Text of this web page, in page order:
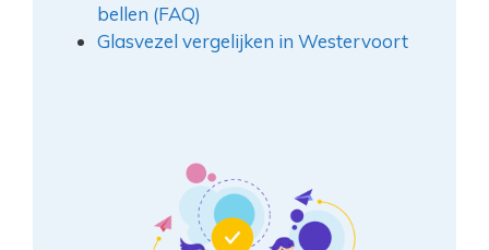
bellen (FAQ)
Glasvezel vergelijken in Westervoort